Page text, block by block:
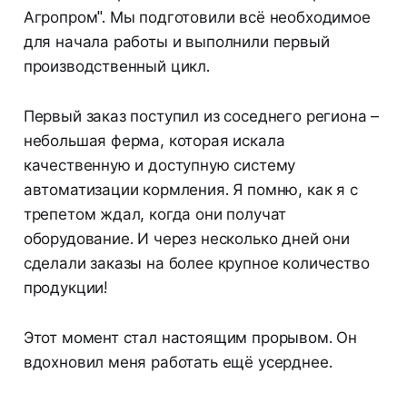
Агропром". Мы подготовили всё необходимое
для начала работы и выполнили первый
производственный цикл.
Первый заказ поступил из соседнего региона –
небольшая ферма, которая искала
качественную и доступную систему
автоматизации кормления. Я помню, как я с
трепетом ждал, когда они получат
оборудование. И через несколько дней они
сделали заказы на более крупное количество
продукции!
Этот момент стал настоящим прорывом. Он
вдохновил меня работать ещё усерднее.